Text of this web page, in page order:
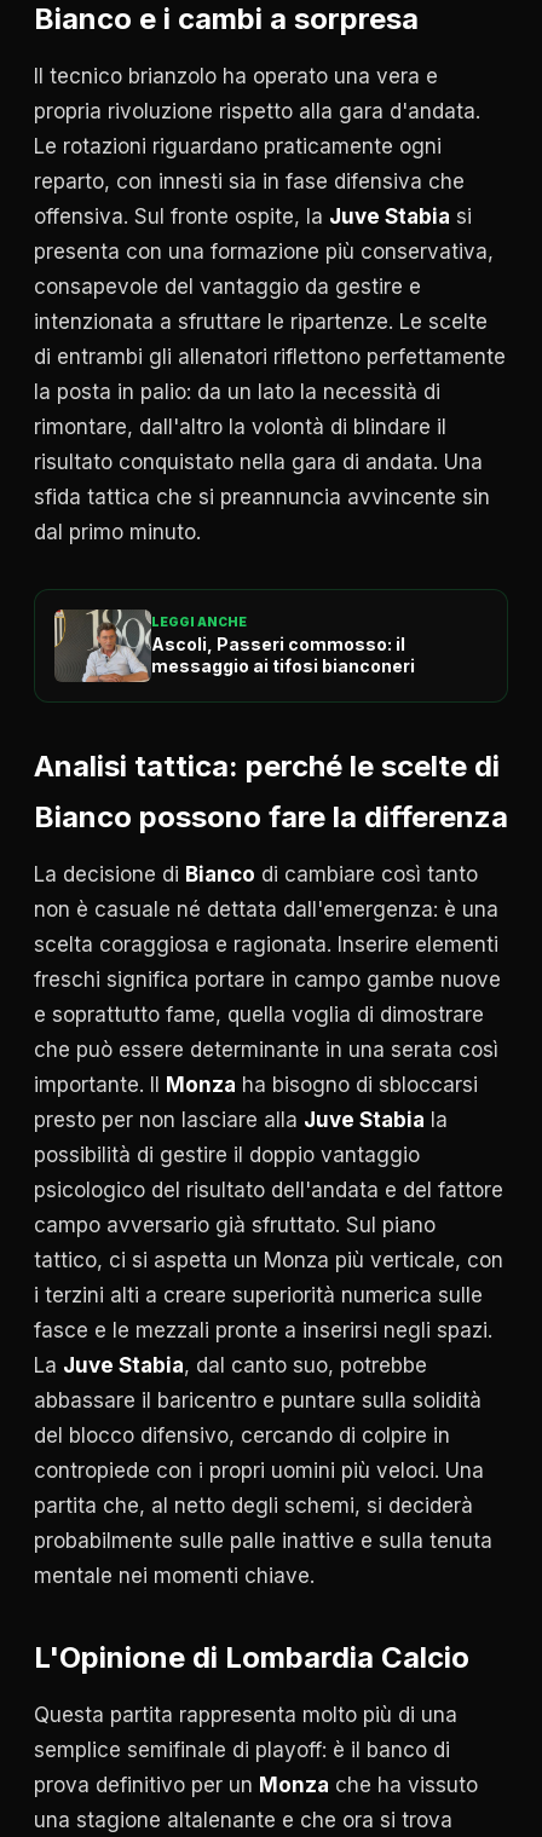
Bianco e i cambi a sorpresa
Il tecnico brianzolo ha operato una vera e
propria rivoluzione rispetto alla gara d'andata.
Le rotazioni riguardano praticamente ogni
reparto, con innesti sia in fase difensiva che
offensiva. Sul fronte ospite, la Juve Stabia si
presenta con una formazione più conservativa,
consapevole del vantaggio da gestire e
intenzionata a sfruttare le ripartenze. Le scelte
di entrambi gli allenatori riflettono perfettamente
la posta in palio: da un lato la necessità di
rimontare, dall'altro la volontà di blindare il
risultato conquistato nella gara di andata. Una
sfida tattica che si preannuncia avvincente sin
dal primo minuto.
LEGGI ANCHE
Ascoli, Passeri commosso: il
messaggio ai tifosi bianconeri
Analisi tattica: perché le scelte di
Bianco possono fare la differenza
La decisione di Bianco di cambiare così tanto
non è casuale né dettata dall'emergenza: è una
scelta coraggiosa e ragionata. Inserire elementi
freschi significa portare in campo gambe nuove
e soprattutto fame, quella voglia di dimostrare
che può essere determinante in una serata così
importante. Il Monza ha bisogno di sbloccarsi
presto per non lasciare alla Juve Stabia la
possibilità di gestire il doppio vantaggio
psicologico del risultato dell'andata e del fattore
campo avversario già sfruttato. Sul piano
tattico, ci si aspetta un Monza più verticale, con
i terzini alti a creare superiorità numerica sulle
fasce e le mezzali pronte a inserirsi negli spazi.
La Juve Stabia, dal canto suo, potrebbe
abbassare il baricentro e puntare sulla solidità
del blocco difensivo, cercando di colpire in
contropiede con i propri uomini più veloci. Una
partita che, al netto degli schemi, si deciderà
probabilmente sulle palle inattive e sulla tenuta
mentale nei momenti chiave.
L'Opinione di Lombardia Calcio
Questa partita rappresenta molto più di una
semplice semifinale di playoff: è il banco di
prova definitivo per un Monza che ha vissuto
una stagione altalenante e che ora si trova